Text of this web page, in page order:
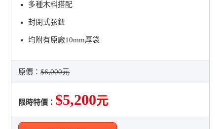
多種木料搭配
封閉式弦鈕
均附有原廠10mm厚袋
原價：$6,000元
限時特價： $5,200元